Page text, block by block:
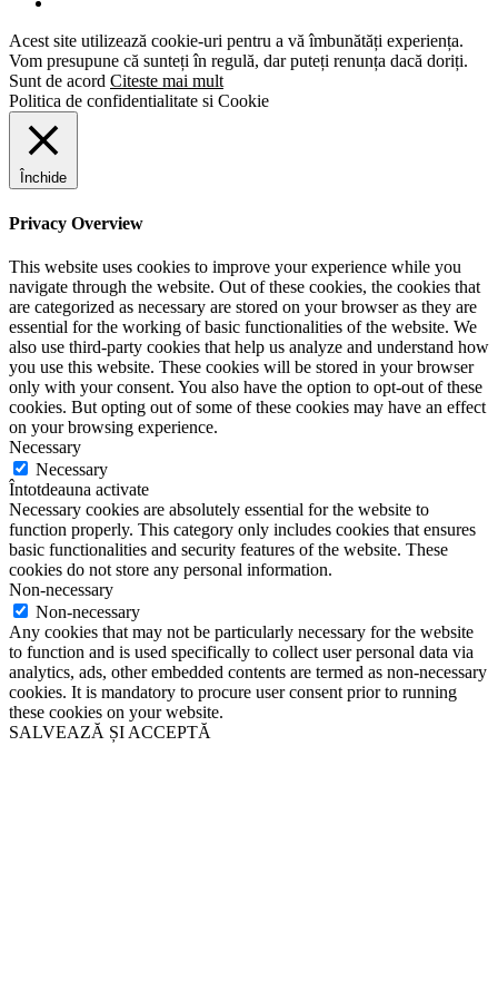
Acest site utilizează cookie-uri pentru a vă îmbunătăți experiența.
Vom presupune că sunteți în regulă, dar puteți renunța dacă doriți.
Sunt de acord Citeste mai mult
Politica de confidentialitate si Cookie
Închide
Privacy Overview
This website uses cookies to improve your experience while you
navigate through the website. Out of these cookies, the cookies that
are categorized as necessary are stored on your browser as they are
essential for the working of basic functionalities of the website. We
also use third-party cookies that help us analyze and understand how
you use this website. These cookies will be stored in your browser
only with your consent. You also have the option to opt-out of these
cookies. But opting out of some of these cookies may have an effect
on your browsing experience.
Necessary
Necessary
Întotdeauna activate
Necessary cookies are absolutely essential for the website to
function properly. This category only includes cookies that ensures
basic functionalities and security features of the website. These
cookies do not store any personal information.
Non-necessary
Non-necessary
Any cookies that may not be particularly necessary for the website
to function and is used specifically to collect user personal data via
analytics, ads, other embedded contents are termed as non-necessary
cookies. It is mandatory to procure user consent prior to running
these cookies on your website.
SALVEAZĂ ȘI ACCEPTĂ